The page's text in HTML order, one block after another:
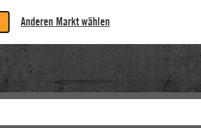
Anderen Markt wählen